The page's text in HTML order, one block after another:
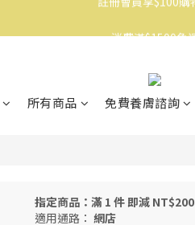
消費滿$1500免運
所有商品 免費養膚諮詢
指定商品：滿 1 件 即減 NT$200
適用通路： 網店